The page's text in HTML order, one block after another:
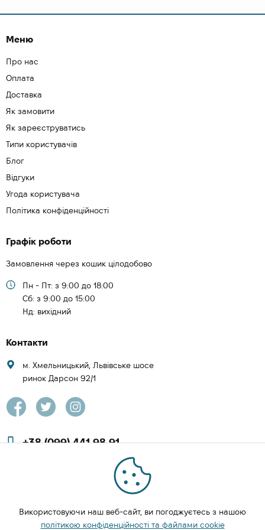
Меню
Про нас
Оплата
Доставка
Як замовити
Як зареєструватись
Типи користувачів
Блог
Відгуки
Угода користувача
Політика конфіденційності
Графік роботи
Замовлення через кошик цілодобово
Пн - Пт: з 9:00 до 18:00
Cб: з 9:00 до 15:00
Нд: вихідний
Контакти
м. Хмельницький, Львівське шосе
ринок Дарсон 92/1
+38 (099) 441 98 91
+38 (097) 423 08 00
zachesa86@gmail.com
ЗАМОВИТИ ДЗВІНОК
Використовуючи наш веб-сайт, ви погоджуєтесь з нашою
політикою конфіденційності та файлами cookie